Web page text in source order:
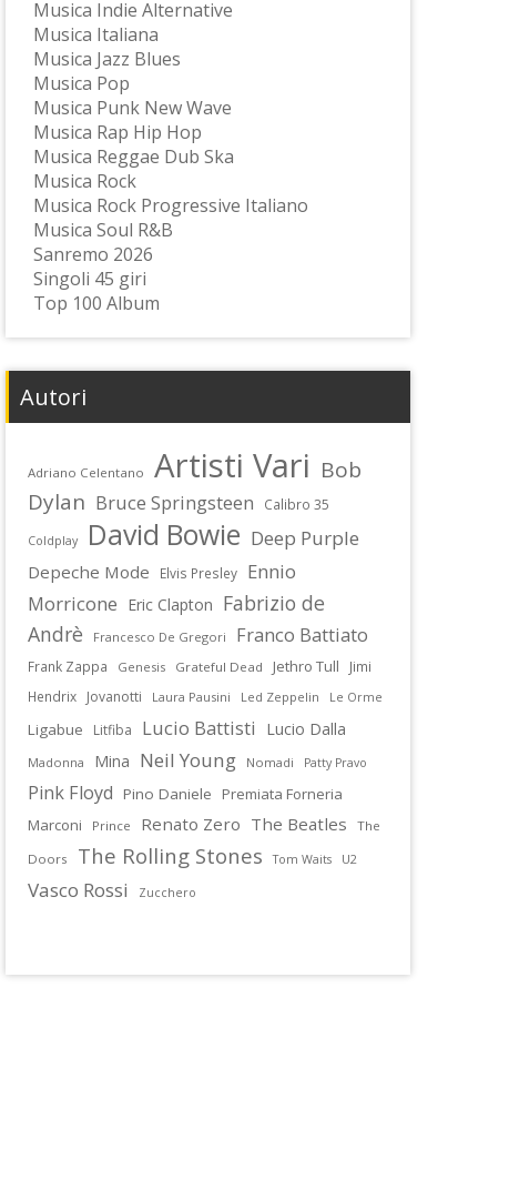
Musica Indie Alternative
Musica Italiana
Musica Jazz Blues
Musica Pop
Musica Punk New Wave
Musica Rap Hip Hop
Musica Reggae Dub Ska
Musica Rock
Musica Rock Progressive Italiano
Musica Soul R&B
Sanremo 2026
Singoli 45 giri
Top 100 Album
Autori
Adriano Celentano Artisti Vari Bob
Dylan Bruce Springsteen Calibro 35
Coldplay David Bowie Deep Purple
Depeche Mode Elvis Presley
Ennio
Morricone Eric Clapton Fabrizio de
Andrè
Francesco De Gregori Franco Battiato
Frank Zappa Genesis Grateful Dead Jethro Tull
Jimi
Hendrix
Jovanotti Laura Pausini Led Zeppelin Le Orme
Ligabue Litfiba Lucio Battisti Lucio Dalla
Madonna Mina Neil Young Nomadi Patty Pravo
Pink Floyd Pino Daniele
Premiata Forneria
Marconi
Prince Renato Zero The Beatles
The
Doors
The Rolling Stones Tom Waits U2
Vasco Rossi Zucchero